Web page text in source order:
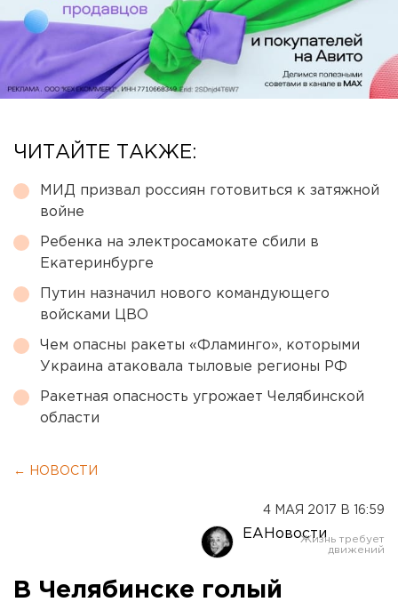
ЧИТАЙТЕ ТАКЖЕ:
МИД призвал россиян готовиться к затяжной
войне
Ребенка на электросамокате сбили в
Екатеринбурге
Путин назначил нового командующего
войсками ЦВО
Чем опасны ракеты «Фламинго», которыми
Украина атаковала тыловые регионы РФ
Ракетная опасность угрожает Челябинской
области
← НОВОСТИ
4 МАЯ 2017 В 16:59
ЕАНовости
В Челябинске голый